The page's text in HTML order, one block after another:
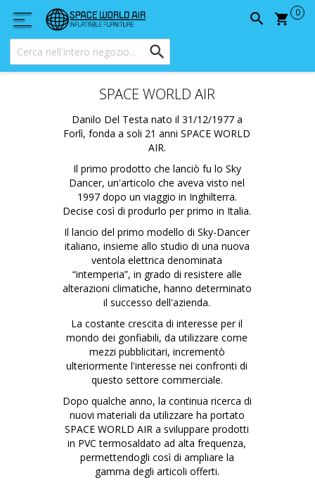
SPACE WORLD AIR
Danilo Del Testa nato il 31/12/1977 a
Forlì, fonda a soli 21 anni SPACE WORLD
AIR.
Il primo prodotto che lanciò fu lo Sky
Dancer, un'articolo che aveva visto nel
1997 dopo un viaggio in Inghilterra.
Decise così di produrlo per primo in Italia.
Il lancio del primo modello di Sky-Dancer
italiano, insieme allo studio di una nuova
ventola elettrica denominata
“intemperia”, in grado di resistere alle
alterazioni climatiche, hanno determinato
il successo dell'azienda.
La costante crescita di interesse per il
mondo dei gonfiabili, da utilizzare come
mezzi pubblicitari, incrementò
ulteriormente l'interesse nei confronti di
questo settore commerciale.
Dopo qualche anno, la continua ricerca di
nuovi materiali da utilizzare ha portato
SPACE WORLD AIR a sviluppare prodotti
in PVC termosaldato ad alta frequenza,
permettendogli così di ampliare la
gamma degli articoli offerti.